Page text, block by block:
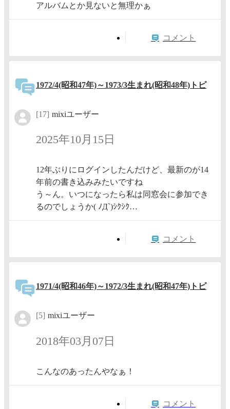
アルバムとか見ないと無理かぁ
コメント
1972/4(昭和47年)～1973/3生まれ(昭和48年)トピ
[17] mixiユーザー
2025年10月15日
12年ぶりにログインしたんだけど、最新のが14
年前の書き込みみたいですね
う～ん。いつになったら私は同窓会に参加でき
るのでしょうか( ﾉД`)ｼｸｼｸ…
コメント
1971/4(昭和46年)～1972/3生まれ(昭和47年)トピ
[5] mixiユーザー
2018年03月07日
こんなのあったんやなぁ！
コメント